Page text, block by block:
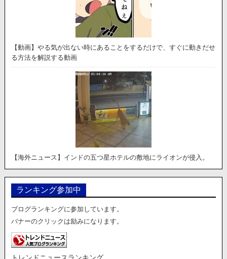
【動画】やる気が出ない時にあることをするだけで、すぐに動きだせ
る方法を解説する動画
【海外ニュース】インドの五つ星ホテルの敷地にライオンが侵入。
ランキング参加中
ブログランキングに参加しています。
バナーのクリックは励みになります。